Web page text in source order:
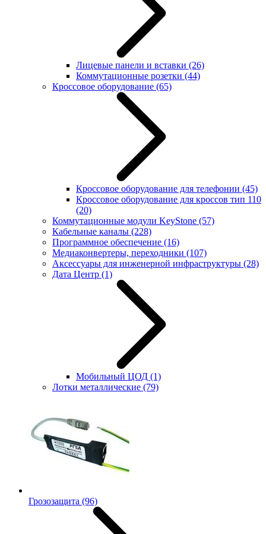
Лицевые панели и вставки (26)
Коммутационные розетки (44)
Кроссовое оборудование (65)
Кроссовое оборудование для телефонии (45)
Кроссовое оборудование для кроссов тип 110
(20)
Коммутационные модули KeyStone (57)
Кабельные каналы (228)
Программное обеспечение (16)
Медиаконвертеры, переходники (107)
Аксессуары для инженерной инфраструктуры (28)
Дата Центр (1)
Мобильный ЦОД (1)
Лотки металлические (79)
Грозозащита (96)